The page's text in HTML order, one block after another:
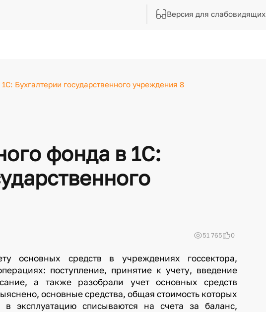
Версия для слабовидящих
Бухгалтерии государственного учреждения 8
фонда в 1С:
51 765 0
основных средств в учреждениях госсектора,
поступление, принятие к учету, введение
а также разобрали учет основных средств
основные средства, общая стоимость которых
эксплуатацию списываются на счета за баланс,